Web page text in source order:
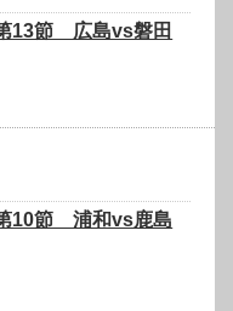
13節 広島vs磐田
10節 浦和vs鹿島